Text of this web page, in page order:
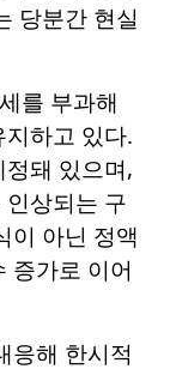
당분간 현실
를 부과해
하고 있다.
돼 있으며,
상되는 구
이 아닌 정액
증가로 이어
응해 한시적